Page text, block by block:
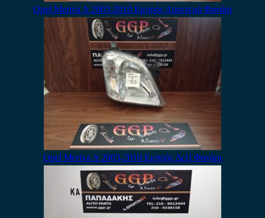
Opel Meriva A 2003-2010 Εμπρός Αριστερό Φανάρι
Opel Meriva A 2003-2010 Εμπρός Δεξί Φανάρι